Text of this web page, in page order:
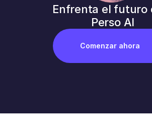
Enfrenta el futuro
Perso AI
Comenzar ahora